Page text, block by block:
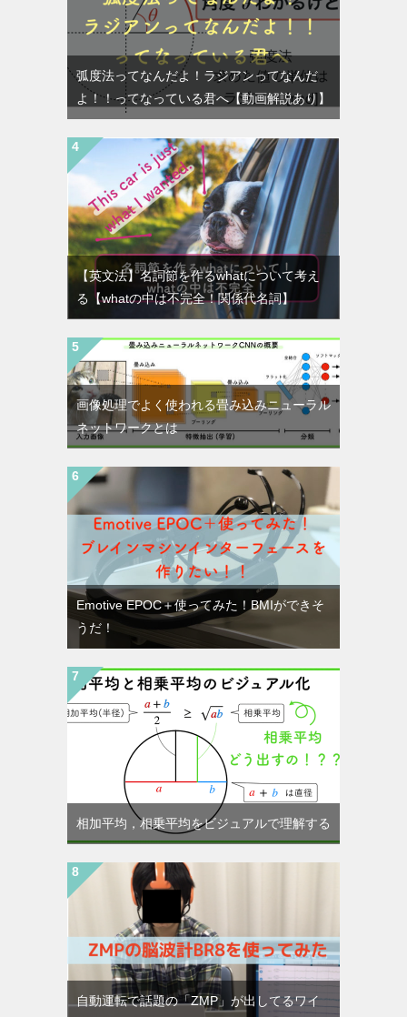
弧度法ってなんだよ！ラジアンってなんだ
よ！！ってなっている君へ【動画解説あり】
【英文法】名詞節を作るwhatについて考え
る【whatの中は不完全！関係代名詞】
画像処理でよく使われる畳み込みニューラル
ネットワークとは
Emotive EPOC＋使ってみた！BMIができそ
うだ！
相加平均，相乗平均をビジュアルで理解する
自動運転で話題の「ZMP」が出してるワイ